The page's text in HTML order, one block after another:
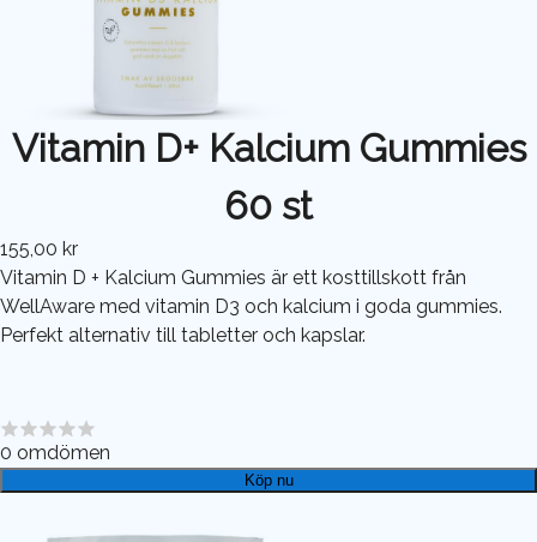
Vitamin D+ Kalcium Gummies
60 st
155,00 kr
Vitamin D + Kalcium Gummies är ett kosttillskott från
WellAware med vitamin D3 och kalcium i goda gummies.
Perfekt alternativ till tabletter och kapslar.
0 omdömen
Köp nu